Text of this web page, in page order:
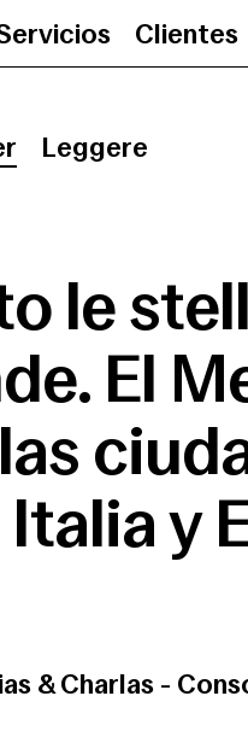
Clientes
Leggere
le
El
Italia y
& Charlas -